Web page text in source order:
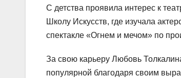
С детства проявила интерес к
Школу Искусств, где изучала
спектакле «Огнем и мечом» по
За свою карьеру Любовь
популярной благодаря своим